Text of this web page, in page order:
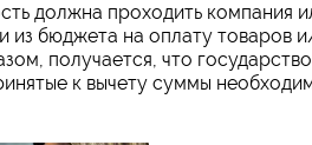
должна проходить компания
из бюджета на оплату товаров
получается, что государство
к вычету суммы